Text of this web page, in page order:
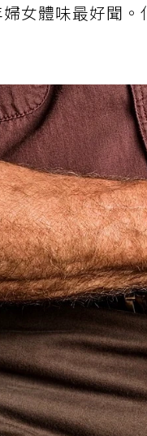
女體味最好聞